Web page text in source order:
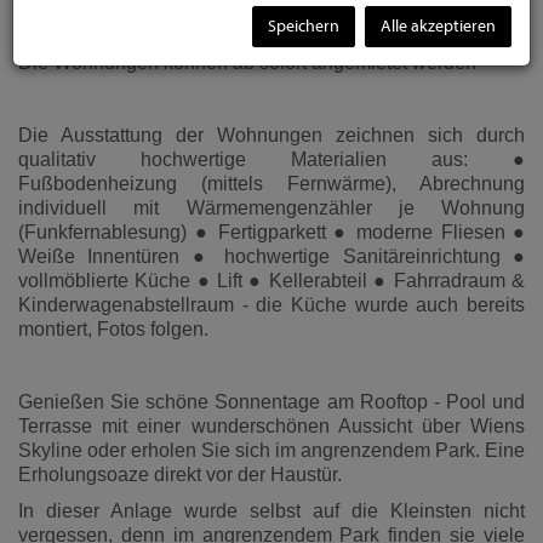
Die Wohnungen können ab sofort angemietet werden
Die Ausstattung der Wohnungen zeichnen sich durch
qualitativ hochwertige Materialien aus: ●
Fußbodenheizung (mittels Fernwärme), Abrechnung
individuell mit Wärmemengenzähler je Wohnung
(Funkfernablesung) ● Fertigparkett ● moderne Fliesen ●
Weiße Innentüren ● hochwertige Sanitäreinrichtung ●
vollmöblierte Küche ● Lift ● Kellerabteil ● Fahrradraum &
Kinderwagenabstellraum - die Küche wurde auch bereits
montiert, Fotos folgen.
Genießen Sie schöne Sonnentage am Rooftop - Pool und
Terrasse mit einer wunderschönen Aussicht über Wiens
Skyline oder erholen Sie sich im angrenzendem Park. Eine
Erholungsoaze direkt vor der Haustür.
In dieser Anlage wurde selbst auf die Kleinsten nicht
vergessen, denn im angrenzendem Park finden sie viele
Speichern Alle akzeptieren